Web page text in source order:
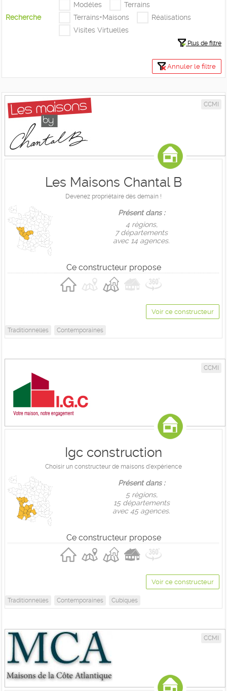
Recherche
Modéles
Terrains
Terrains+Maisons
Réalisations
Visites Virtuelles
Plus de filtre
Annuler le filtre
CCMI
Les Maisons Chantal B
Devenez propriétaire dès demain !
Présent dans :
4 règions,
7 départements
avec 14 agences.
Ce constructeur propose
Voir ce constructeur
Traditionnelles Contemporaines
CCMI
Igc construction
Choisir un constructeur de maisons d'expérience
Présent dans :
5 règions,
15 départements
avec 45 agences.
Ce constructeur propose
Voir ce constructeur
Traditionnelles Contemporaines Cubiques
CCMI